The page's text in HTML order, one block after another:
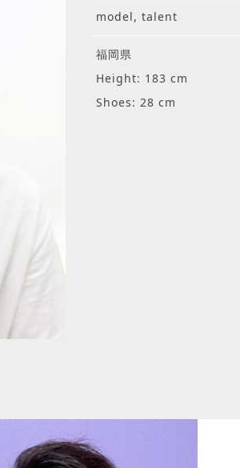
model, talent
福岡県
Height: 183 cm
Shoes: 28 cm